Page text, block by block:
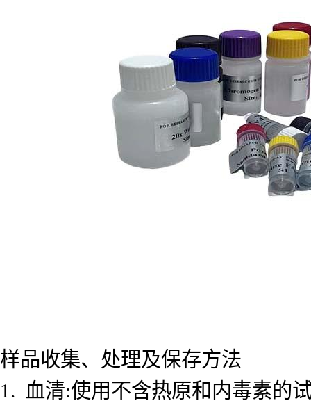
样品收集、处理及保存方法
1. 血清:使用不含热原和内毒素的